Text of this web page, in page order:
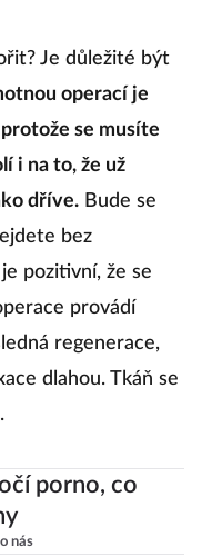
Je důležité být
operací je
se musíte
i na to, že už
dříve. Bude se
bez
pozitivní, že se
provádí
regenerace,
dlahou. Tkáň se
porno, co
nás